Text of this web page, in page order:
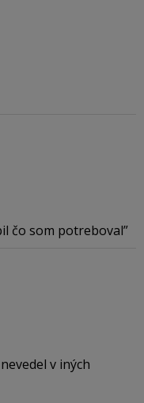
čo som potreboval
v iných